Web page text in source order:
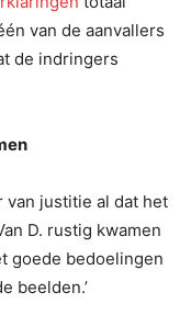
van de aanvallers
de indringers
justitie al dat het
D. rustig kwamen
goede bedoelingen
beelden.’